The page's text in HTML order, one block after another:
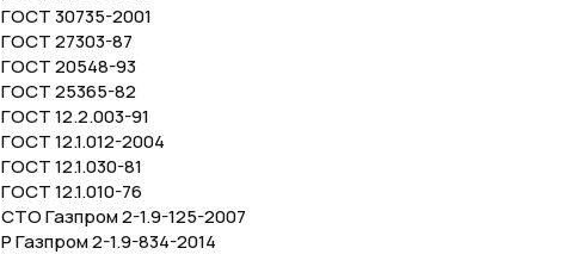
ГОСТ 30735-2001
ГОСТ 27303-87
ГОСТ 20548-93
ГОСТ 25365-82
ГОСТ 12.2.003-91
ГОСТ 12.1.012-2004
ГОСТ 12.1.030-81
ГОСТ 12.1.010-76
СТО Газпром 2-1.9-125-2007
Р Газпром 2-1.9-834-2014